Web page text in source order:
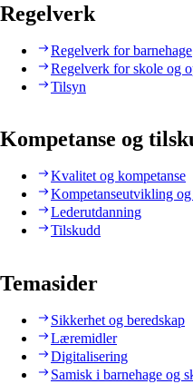
Regelverk
Regelverk for barnehage
Regelverk for skole og
Tilsyn
Kompetanse og
Kvalitet og kompetanse
Kompetanseutvikling
Lederutdanning
Tilskudd
Temasider
Sikkerhet og beredskap
Læremidler
Digitalisering
Samisk i barnehage og